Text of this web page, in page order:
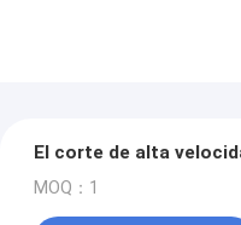
El corte de alta
MOQ：1